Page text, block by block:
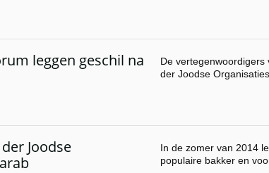
leggen geschil na
De
der Joodse
Joodse
In de zomer van 2014
populaire bakker en